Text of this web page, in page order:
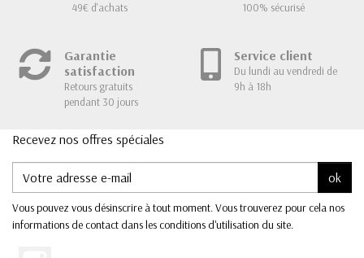
49€ d'achats
100% sécurisé
Garantie
satisfaction
Retours gratuits
pendant 30 jours
Service client
Du lundi au vendredi de
9h à 18h
Recevez nos offres spéciales
ok
Vous pouvez vous désinscrire à tout moment. Vous trouverez pour cela nos
informations de contact dans les conditions d'utilisation du site.